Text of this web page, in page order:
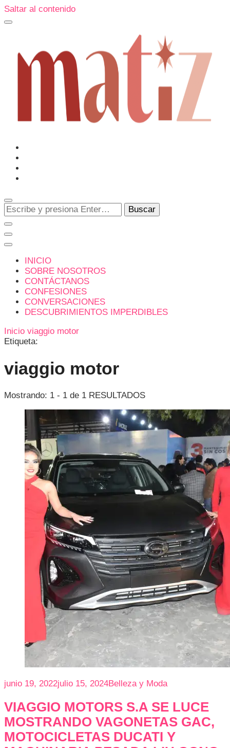
Saltar al contenido
Matiz
Un espacio editorial donde pongo en palabras aquello que
muchos sentimos y pocos sabemos cómo explicar y
donde también compartiré contigo las cosas que me
conmueven, me sorprenden o creo que merecen ser
¿Buscas
algo?
INICIO
SOBRE NOSOTROS
CONTÁCTANOS
CONFESIONES
CONVERSACIONES
DESCUBRIMIENTOS IMPERDIBLES
Inicio viaggio motor
Etiqueta:
viaggio motor
Mostrando: 1 - 1 de 1 RESULTADOS
junio 19, 2022julio 15, 2024Belleza y Moda
VIAGGIO MOTORS S.A SE LUCE
MOSTRANDO VAGONETAS GAC,
MOTOCICLETAS DUCATI Y